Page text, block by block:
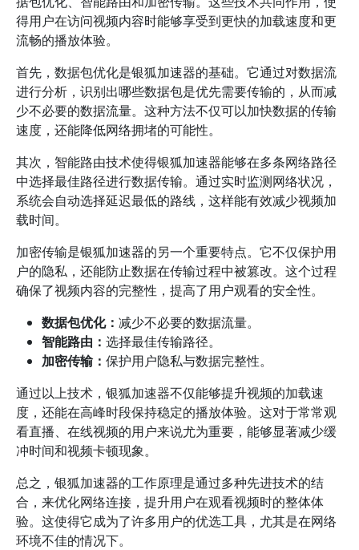
得用户在访问视频内容时能够享受到更快的加载速度和更
流畅的播放体验。
首先，数据包优化是银狐加速器的基础。它通过对数据流
进行分析，识别出哪些数据包是优先需要传输的，从而减
少不必要的数据流量。这种方法不仅可以加快数据的传输
速度，还能降低网络拥堵的可能性。
其次，智能路由技术使得银狐加速器能够在多条网络路径
中选择最佳路径进行数据传输。通过实时监测网络状况，
系统会自动选择延迟最低的路线，这样能有效减少视频加
载时间。
加密传输是银狐加速器的另一个重要特点。它不仅保护用
户的隐私，还能防止数据在传输过程中被篡改。这个过程
确保了视频内容的完整性，提高了用户观看的安全性。
数据包优化： 减少不必要的数据流量。
智能路由： 选择最佳传输路径。
加密传输： 保护用户隐私与数据完整性。
通过以上技术，银狐加速器不仅能够提升视频的加载速
度，还能在高峰时段保持稳定的播放体验。这对于常常观
看直播、在线视频的用户来说尤为重要，能够显著减少缓
冲时间和视频卡顿现象。
总之，银狐加速器的工作原理是通过多种先进技术的结
合，来优化网络连接，提升用户在观看视频时的整体体
验。这使得它成为了许多用户的优选工具，尤其是在网络
环境不佳的情况下。